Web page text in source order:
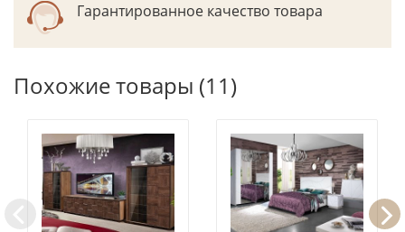
Гарантированное качество товара
Похожие товары (11)